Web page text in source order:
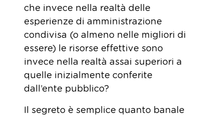
che invece nella realtà delle
esperienze di amministrazione
condivisa (o almeno nelle migliori di
essere) le risorse effettive sono
invece nella realtà assai superiori a
quelle inizialmente conferite
dall’ente pubblico?
Il segreto è semplice quanto banale